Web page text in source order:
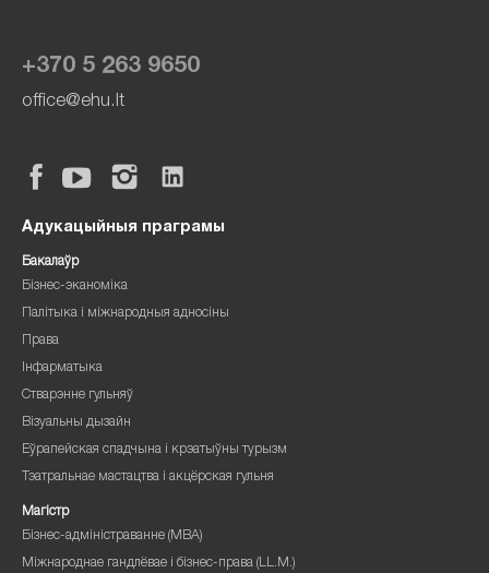
+370 5 263 9650
office@ehu.lt
Адукацыйныя праграмы
Бакалаўр
Бізнес-эканоміка
Палітыка і міжнародныя адносіны
Права
Інфарматыка
Стварэнне гульняў
Візуальны дызайн
Еўрапейская спадчына і крэатыўны турызм
Тэатральнае мастацтва і акцёрская гульня
Магістр
Бізнес-адміністраванне (MBA)
Міжнароднае гандлёвае і бізнес-права (LL.M.)